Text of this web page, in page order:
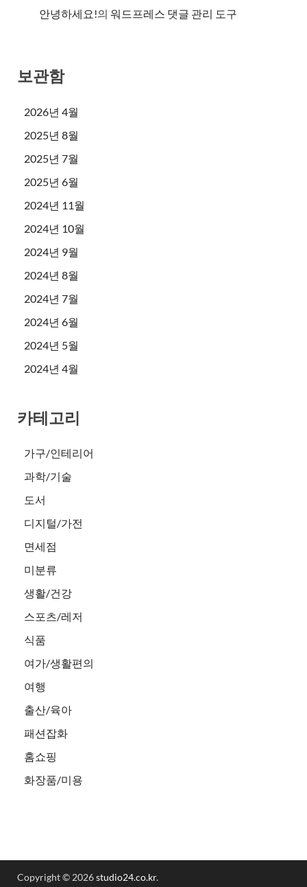
안녕하세요!의 워드프레스 댓글 관리 도구
보관함
2026년 4월
2025년 8월
2025년 7월
2025년 6월
2024년 11월
2024년 10월
2024년 9월
2024년 8월
2024년 7월
2024년 6월
2024년 5월
2024년 4월
카테고리
가구/인테리어
과학/기술
도서
디지털/가전
면세점
미분류
생활/건강
스포츠/레저
식품
여가/생활편의
여행
출산/육아
패션잡화
홈쇼핑
화장품/미용
Copyright © 2026studio24.co.kr.